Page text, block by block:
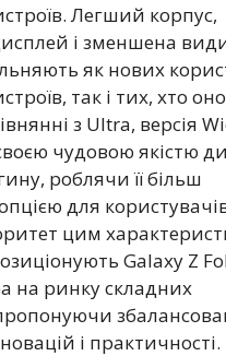
Легший корпус,
і зменшена
як нових
так і тих, хто
з Ultra, версія
чудовою якістю
роблячи її більш
для
цим
Galaxy Z
на ринку складних
і практичності.